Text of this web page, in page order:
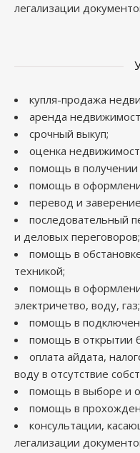
легализации
купля-продажа
аренда
срочный выкуп;
оценка
помощь в получении
помощь в
перевод и
последовательный
и деловых переговоров;
помощь в
техникой;
помощь в
электричетво, воду, газ;
помощь в
помощь в открытии
оплата айдата,
воду в отсутствие
помощь в выборе и
помощь в
консультации,
легализации